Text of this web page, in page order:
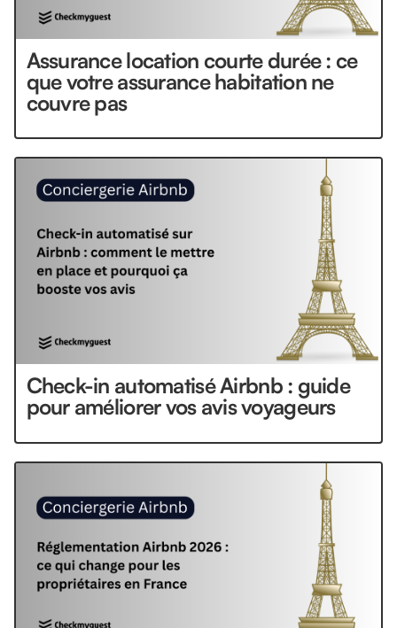
Assurance location courte durée : ce
que votre assurance habitation ne
couvre pas
Check-in automatisé Airbnb : guide
pour améliorer vos avis voyageurs